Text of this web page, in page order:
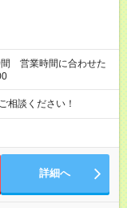
相談ください！
詳細へ